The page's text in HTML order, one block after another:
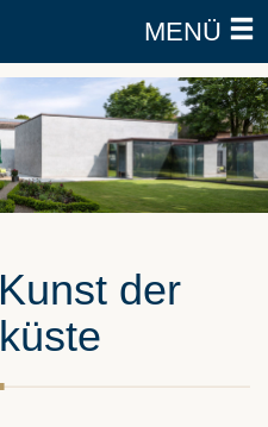
MENÜ
der